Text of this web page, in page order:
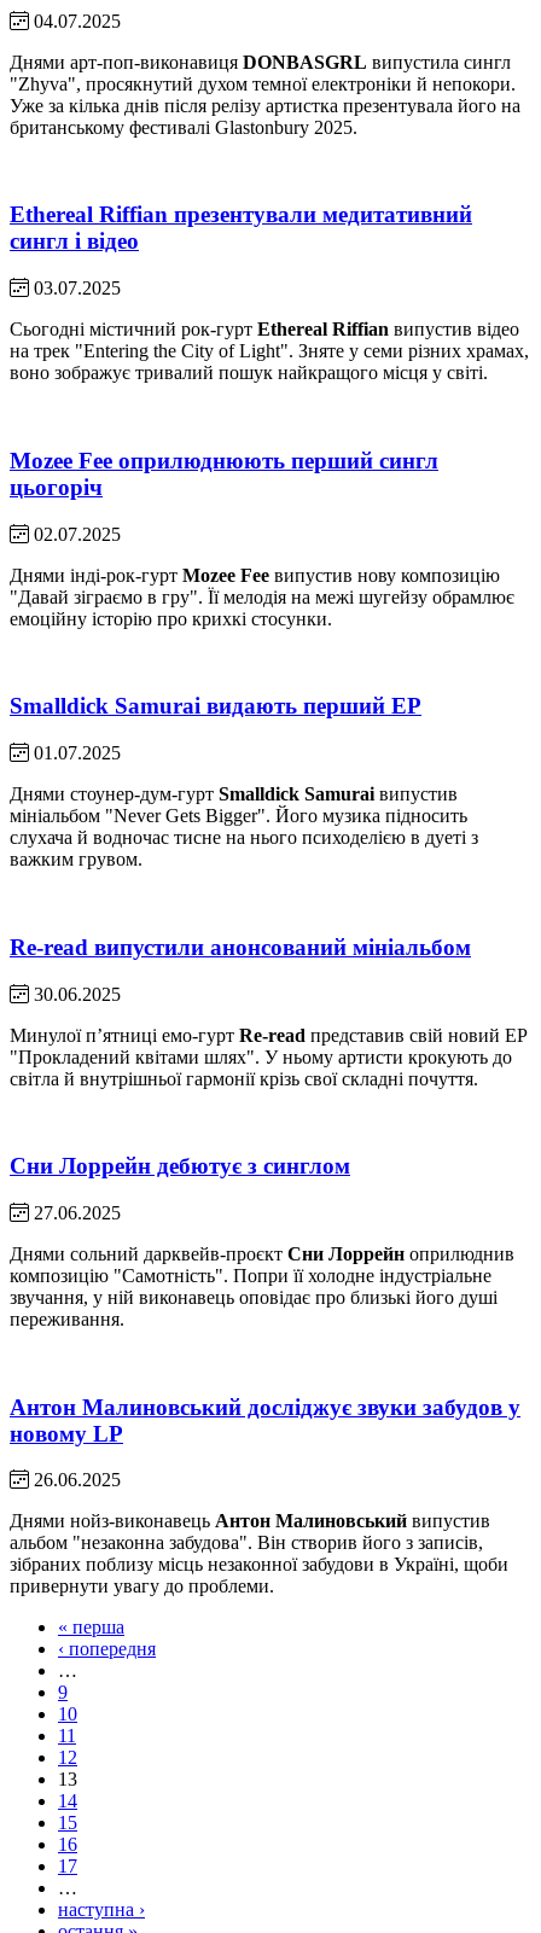
04.07.2025
Днями арт-поп-виконавиця DONBASGRL випустила сингл
"Zhyva", просякнутий духом темної електроніки й непокори.
Уже за кілька днів після релізу артистка презентувала його на
британському фестивалі Glastonbury 2025.
Ethereal Riffian презентували медитативний
сингл і відео
03.07.2025
Сьогодні містичний рок-гурт Ethereal Riffian випустив відео
на трек "Entering the City of Light". Зняте у семи різних храмах,
воно зображує тривалий пошук найкращого місця у світі.
Mozee Fee оприлюднюють перший сингл
цьогоріч
02.07.2025
Днями інді-рок-гурт Mozee Fee випустив нову композицію
"Давай зіграємо в гру". Її мелодія на межі шугейзу обрамлює
емоційну історію про крихкі стосунки.
Smalldick Samurai видають перший EP
01.07.2025
Днями стоунер-дум-гурт Smalldick Samurai випустив
мініальбом "Never Gets Bigger". Його музика підносить
слухача й водночас тисне на нього психоделією в дуеті з
важким грувом.
Re-read випустили анонсований мініальбом
30.06.2025
Минулої пʼятниці емо-гурт Re-read представив свій новий EP
"Прокладений квітами шлях". У ньому артисти крокують до
світла й внутрішньої гармонії крізь свої складні почуття.
Сни Лоррейн дебютує з синглом
27.06.2025
Днями сольний дарквейв-проєкт Сни Лоррейн оприлюднив
композицію "Самотність". Попри її холодне індустріальне
звучання, у ній виконавець оповідає про близькі його душі
переживання.
Антон Малиновський досліджує звуки забудов у
новому LP
26.06.2025
Днями нойз-виконавець Антон Малиновський випустив
альбом "незаконна забудова". Він створив його з записів,
зібраних поблизу місць незаконної забудови в Україні, щоби
привернути увагу до проблеми.
« перша
‹ попередня
…
9
10
11
12
13
14
15
16
17
…
наступна ›